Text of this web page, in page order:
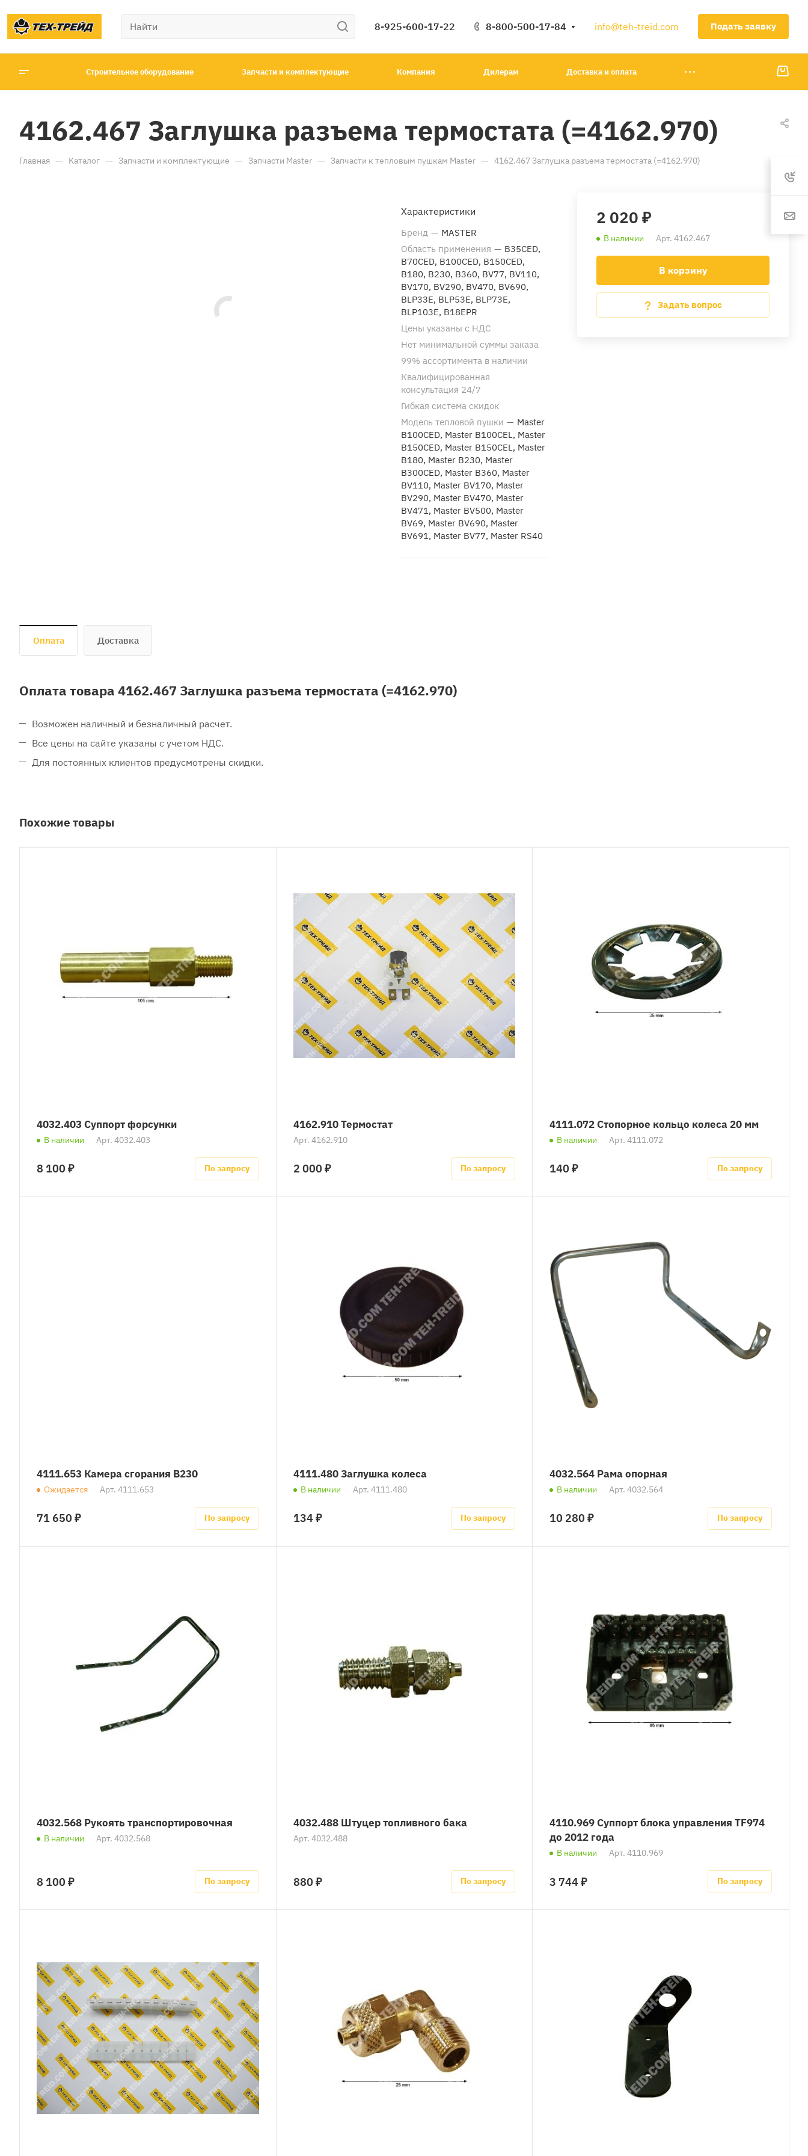
8-925-600-17-22 8-800-500-17-84 info@teh-treid.com Подать заявку
Строительное оборудование Запчасти и комплектующие Компания Дилерам Доставка и оплата
4162.467 Заглушка разъема термостата (=4162.970)
Главная — Каталог — Запчасти и комплектующие — Запчасти Master — Запчасти к тепловым пушкам Master — 4162.467 Заглушка разъема термостата (=4162.970)
2 020 ₽
В наличии Арт. 4162.467
В корзину
Задать вопрос
Характеристики
Бренд — MASTER
Область применения — B35CED,
B70CED, B100CED, B150CED,
B180, B230, B360, BV77, BV110,
BV170, BV290, BV470, BV690,
BLP33E, BLP53E, BLP73E,
BLP103E, B18EPR
Цены указаны с НДС
Нет минимальной суммы заказа
99% ассортимента в наличии
Квалифицированная
консультация 24/7
Гибкая система скидок
Модель тепловой пушки — Master
B100CED, Master B100CEL, Master
B150CED, Master B150CEL, Master
B180, Master B230, Master
B300CED, Master B360, Master
BV110, Master BV170, Master
BV290, Master BV470, Master
BV471, Master BV500, Master
BV69, Master BV690, Master
BV691, Master BV77, Master RS40
Оплата Доставка
Оплата товара 4162.467 Заглушка разъема термостата (=4162.970)
Возможен наличный и безналичный расчет.
Все цены на сайте указаны с учетом НДС.
Для постоянных клиентов предусмотрены скидки.
Похожие товары
4032.403 Суппорт форсунки
В наличии Арт. 4032.403
8 100 ₽ По запросу
4162.910 Термостат
Арт. 4162.910
2 000 ₽ По запросу
4111.072 Стопорное кольцо колеса 20 мм
В наличии Арт.4111.072
140 ₽ По запросу
4111.653 Камера сгорания B230
Ожидается Арт. 4111.653
71 650 ₽ По запросу
4111.480 Заглушка колеса
В наличии Арт. 4111.480
134 ₽ По запросу
4032.564 Рама опорная
В наличии Арт.4032.564
10 280 ₽ По запросу
4032.568 Рукоять транспортировочная
В наличии Арт. 4032.568
8 100 ₽ По запросу
4032.488 Штуцер топливного бака
Арт. 4032.488
880 ₽ По запросу
4110.969 Суппорт блока управления TF974
до 2012 года
В наличии Арт.4110.969
3 744 ₽ По запросу